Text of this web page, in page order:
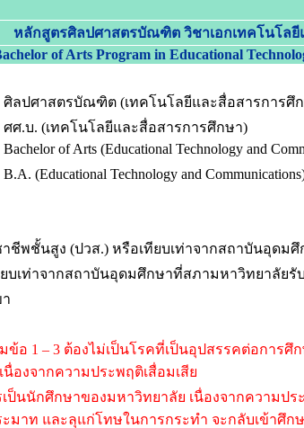
หลักสูตรศิลปศาสตรบัณฑิต วิชาเอกเทคโนโล
of Arts Program in Educational
ศิลปศาสตรบัณฑิต (เทคโนโลยีและสื่อสารการศึ
ศศ.บ. (เทคโนโลยีและสื่อสารการศึกษา)
Bachelor of Arts (Educational Technology and
B.A. (Educational Technology and
ชีพชั้นสูง (ปวส.) หรือเทียบเท่าจากสถาบันอุดม
บเท่าจากสถาบันอุดมศึกษาที่สภามหาวิทยาลัยรั
อ 1 – 3 ต้องไม่เป็นโรคที่เป็นอุปสรรคต่อการศึ
องจากความประพฤติเสื่อมเสีย
นนักศึกษาของมหาวิทยาลัย เนื่องจากความปร
มาท และลุแก่โทษในการกระทำ จะกลับเข้าศึ